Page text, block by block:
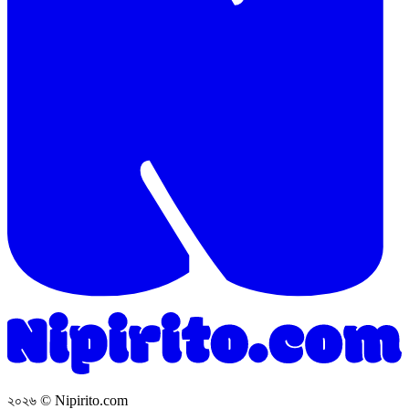
২০২৬ © Nipirito.com